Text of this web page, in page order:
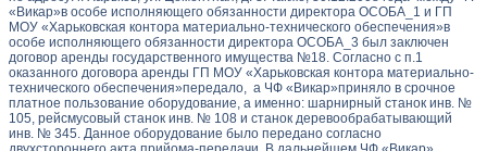
«Викар»в особе исполняющего обязанности директора ОСОБА_1 и ГП
МОУ «Харьковская контора материально-технического обеспечения»в
особе исполняющего обязанности директора ОСОБА_3 был заключен
договор аренды государственного имущества №18. Согласно с п.1
оказанного договора аренды ГП МОУ «Харьковская контора материально-
технического обеспечения»передало, а ЧФ «Викар»приняло в срочное
платное пользование оборудование, а именно: шарнирный станок инв. №
105, рейсмусовый станок инв. № 108 и станок деревообрабатывающий
инв. № 345. Данное оборудование было передано согласно